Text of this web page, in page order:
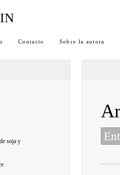
Contacto Sobre la autora
soja y